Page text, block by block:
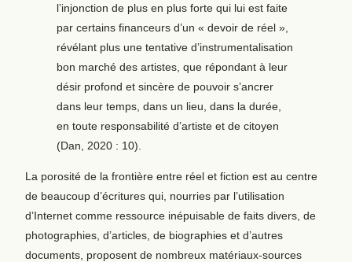
l’injonction de plus en plus forte qui lui est faite
par certains financeurs d’un « devoir de réel »,
révélant plus une tentative d’instrumentalisation
bon marché des artistes, que répondant à leur
désir profond et sincère de pouvoir s’ancrer
dans leur temps, dans un lieu, dans la durée,
en toute responsabilité d’artiste et de citoyen
(Dan, 2020 : 10).
La porosité de la frontière entre réel et fiction est au centre
de beaucoup d’écritures qui, nourries par l’utilisation
d’Internet comme ressource inépuisable de faits divers, de
photographies, d’articles, de biographies et d’autres
documents, proposent de nombreux matériaux-sources